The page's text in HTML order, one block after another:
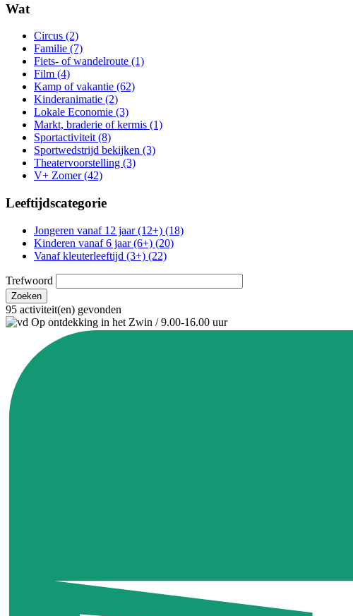
Wat
Circus (2)
Familie (7)
Fiets- of wandelroute (1)
Film (4)
Kamp of vakantie (62)
Kinderanimatie (2)
Lokale Economie (3)
Markt, braderie of kermis (1)
Sportactiviteit (8)
Sportwedstrijd bekijken (3)
Theatervoorstelling (3)
V+ Zomer (42)
Leeftijdscategorie
Jongeren vanaf 12 jaar (12+) (18)
Kinderen vanaf 6 jaar (6+) (20)
Vanaf kleuterleeftijd (3+) (22)
Trefwoord
95 activiteit(en) gevonden